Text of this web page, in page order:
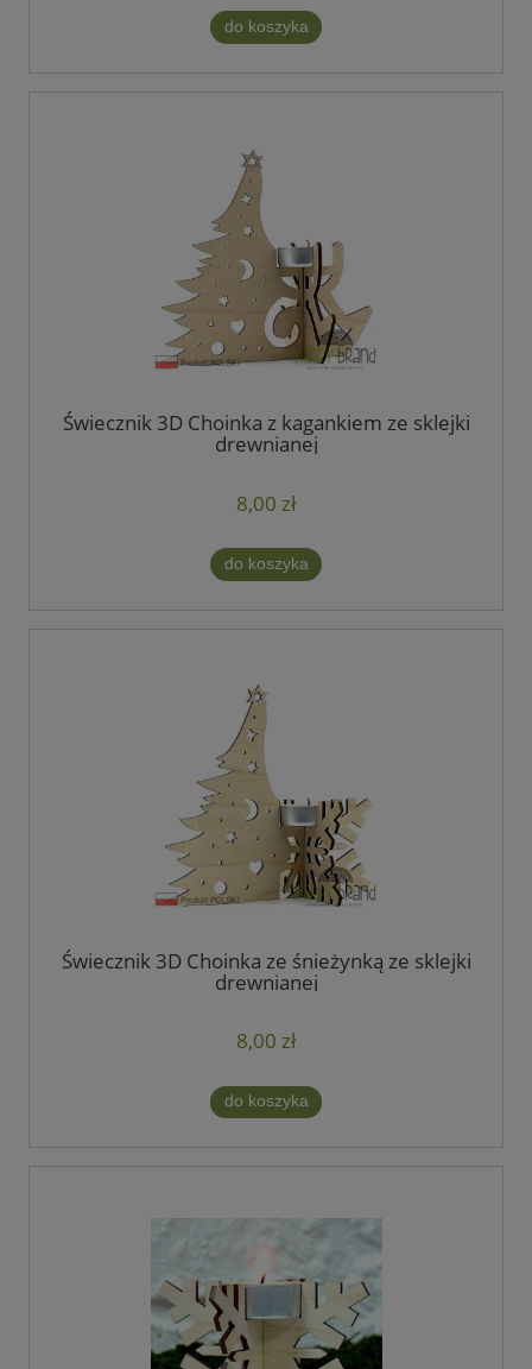
do koszyka
Świecznik 3D Choinka z kagankiem ze sklejki
drewnianej
8,00 zł
do koszyka
Świecznik 3D Choinka ze śnieżynką ze sklejki
drewnianej
8,00 zł
do koszyka